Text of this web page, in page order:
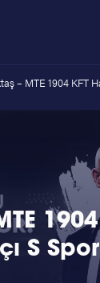
– MTE 1904 KFT
1904
S